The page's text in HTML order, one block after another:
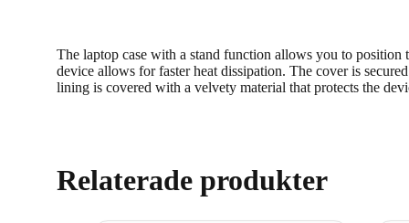
The laptop case with a stand function allows you to position
device allows for faster heat dissipation. The cover is
lining is covered with a velvety material that protects the
Relaterade produkter